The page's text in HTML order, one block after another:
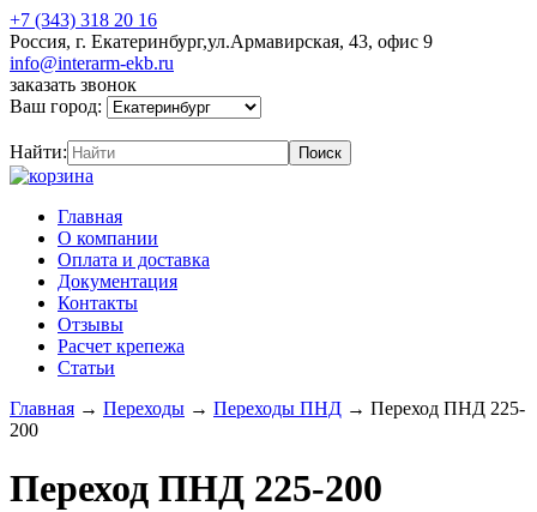
+7 (343) 318 20 16
Россия, г. Екатеринбург,ул.Армавирская, 43, офис 9
info@interarm-ekb.ru
заказать звонок
Ваш город:
Найти:
Главная
О компании
Оплата и доставка
Документация
Контакты
Отзывы
Расчет крепежа
Статьи
Главная → Переходы → Переходы ПНД → Переход ПНД 225-
200
Переход ПНД 225-200